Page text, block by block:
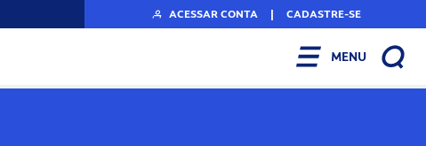
ACESSAR CONTA | CADASTRE-SE
MENU